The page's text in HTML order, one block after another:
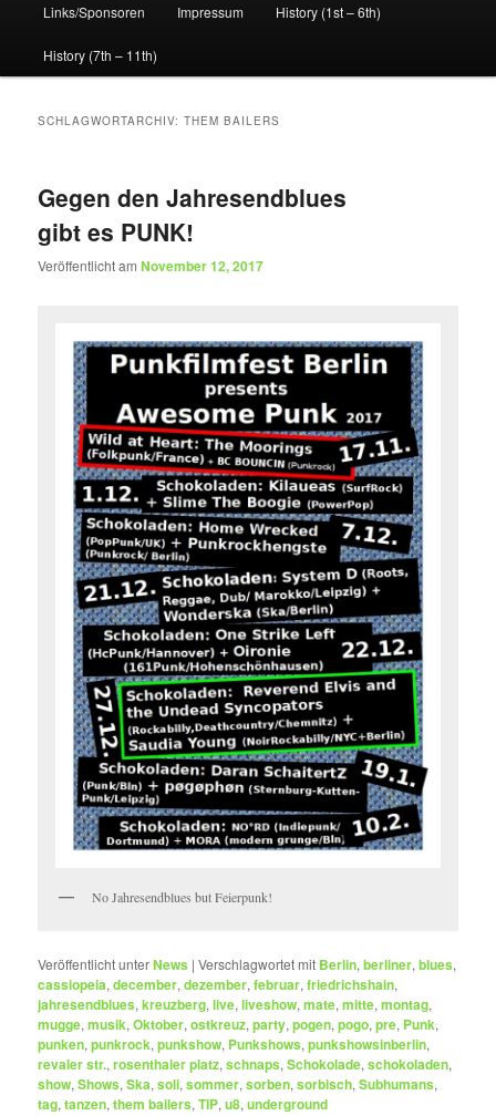
Links/Sponsoren Impressum History (1st – 6th)
History (7th – 11th)
SCHLAGWORTARCHIV:THEM BAILERS
Gegen den Jahresendblues
gibt es PUNK!
Veröffentlicht amNovember 12, 2017
No Jahresendblues but Feierpunk!
Veröffentlicht unterNews |Verschlagwortet mit Berlin,berliner,blues,
cassiopeia,december,dezember,februar,friedrichshain,
jahresendblues,kreuzberg,live,liveshow,mate,mitte,montag,
mugge,musik,Oktober,ostkreuz,party,pogen,pogo,pre, Punk,
punken,punkrock,punkshow, Punkshows,punkshowsinberlin,
revaler str.,rosenthaler platz,schnaps,Schokolade,schokoladen,
show,Shows,Ska,soli,sommer,sorben,sorbisch,Subhumans,
tag,tanzen,them bailers,TIP,u8,underground